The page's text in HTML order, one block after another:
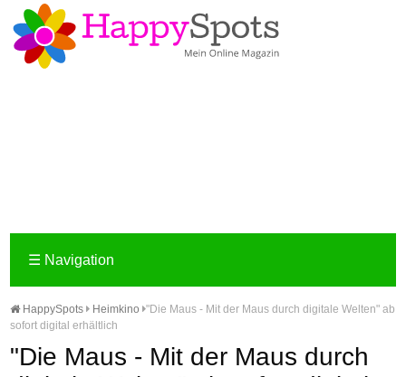
☰ Navigation
HappySpots Heimkino "Die Maus - Mit der Maus durch digitale Welten" ab
sofort digital erhältlich
"Die Maus - Mit der Maus durch